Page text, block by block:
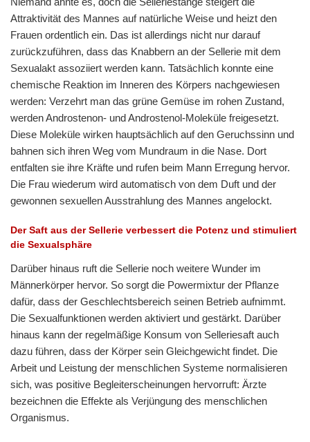
Attraktivität des Mannes auf natürliche Weise und heizt den
Frauen ordentlich ein. Das ist allerdings nicht nur darauf
zurückzuführen, dass das Knabbern an der Sellerie mit dem
Sexualakt assoziiert werden kann. Tatsächlich konnte eine
chemische Reaktion im Inneren des Körpers nachgewiesen
werden: Verzehrt man das grüne Gemüse im rohen Zustand,
werden Androstenon- und Androstenol-Moleküle freigesetzt.
Diese Moleküle wirken hauptsächlich auf den Geruchssinn und
bahnen sich ihren Weg vom Mundraum in die Nase. Dort
entfalten sie ihre Kräfte und rufen beim Mann Erregung hervor.
Die Frau wiederum wird automatisch von dem Duft und der
gewonnen sexuellen Ausstrahlung des Mannes angelockt.
Der Saft aus der Sellerie verbessert die Potenz und stimuliert
die Sexualsphäre
Darüber hinaus ruft die Sellerie noch weitere Wunder im
Männerkörper hervor. So sorgt die Powermixtur der Pflanze
dafür, dass der Geschlechtsbereich seinen Betrieb aufnimmt.
Die Sexualfunktionen werden aktiviert und gestärkt. Darüber
hinaus kann der regelmäßige Konsum von Selleriesaft auch
dazu führen, dass der Körper sein Gleichgewicht findet. Die
Arbeit und Leistung der menschlichen Systeme normalisieren
sich, was positive Begleiterscheinungen hervorruft: Ärzte
bezeichnen die Effekte als Verjüngung des menschlichen
Organismus.